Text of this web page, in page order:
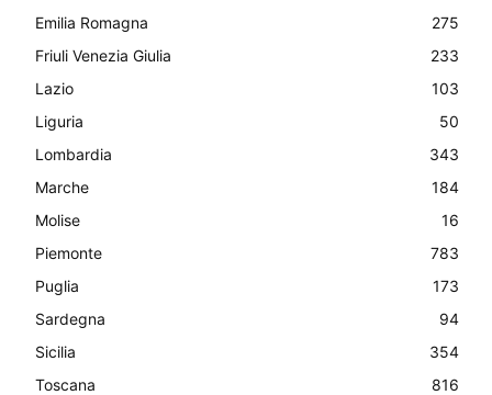
Emilia Romagna
275
Friuli Venezia Giulia
233
Lazio
103
Liguria
50
Lombardia
343
Marche
184
Molise
16
Piemonte
783
Puglia
173
Sardegna
94
Sicilia
354
Toscana
816